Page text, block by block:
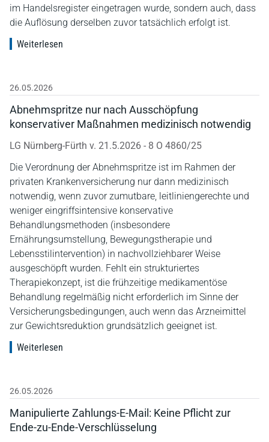
im Handelsregister eingetragen wurde, sondern auch, dass
die Auflösung derselben zuvor tatsächlich erfolgt ist.
Weiterlesen
26.05.2026
Abnehmspritze nur nach Ausschöpfung
konservativer Maßnahmen medizinisch notwendig
LG Nürnberg-Fürth v. 21.5.2026 - 8 O 4860/25
Die Verordnung der Abnehmspritze ist im Rahmen der
privaten Krankenversicherung nur dann medizinisch
notwendig, wenn zuvor zumutbare, leitliniengerechte und
weniger eingriffsintensive konservative
Behandlungsmethoden (insbesondere
Ernährungsumstellung, Bewegungstherapie und
Lebensstilintervention) in nachvollziehbarer Weise
ausgeschöpft wurden. Fehlt ein strukturiertes
Therapiekonzept, ist die frühzeitige medikamentöse
Behandlung regelmäßig nicht erforderlich im Sinne der
Versicherungsbedingungen, auch wenn das Arzneimittel
zur Gewichtsreduktion grundsätzlich geeignet ist.
Weiterlesen
26.05.2026
Manipulierte Zahlungs-E-Mail: Keine Pflicht zur
Ende-zu-Ende-Verschlüsselung